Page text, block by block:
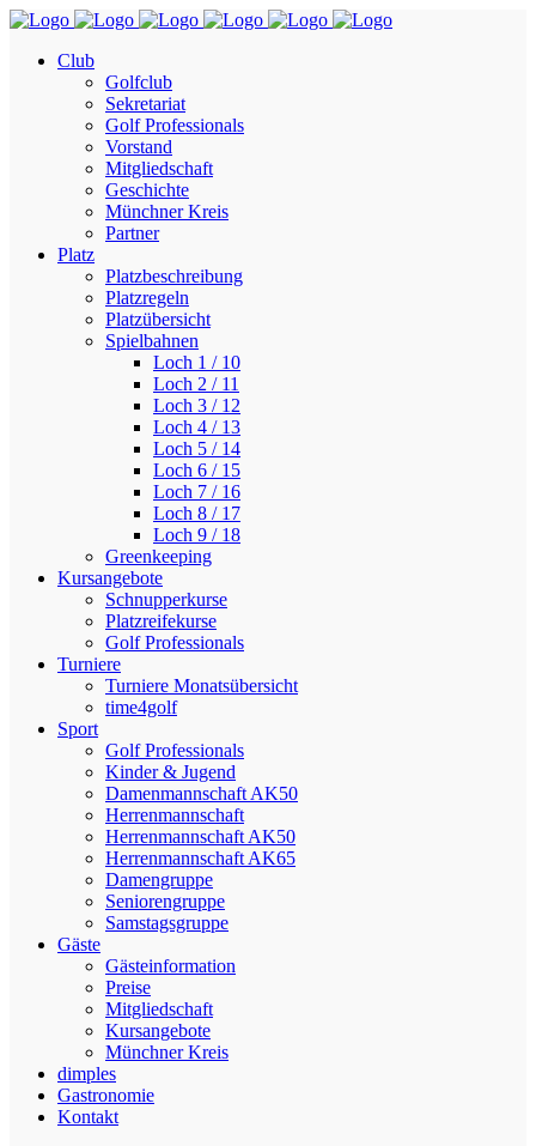
Club
Golfclub
Sekretariat
Golf Professionals
Vorstand
Mitgliedschaft
Geschichte
Münchner Kreis
Partner
Platz
Platzbeschreibung
Platzregeln
Platzübersicht
Spielbahnen
Loch 1 / 10
Loch 2 / 11
Loch 3 / 12
Loch 4 / 13
Loch 5 / 14
Loch 6 / 15
Loch 7 / 16
Loch 8 / 17
Loch 9 / 18
Greenkeeping
Kursangebote
Schnupperkurse
Platzreifekurse
Golf Professionals
Turniere
Turniere Monatsübersicht
time4golf
Sport
Golf Professionals
Kinder & Jugend
Damenmannschaft AK50
Herrenmannschaft
Herrenmannschaft AK50
Herrenmannschaft AK65
Damengruppe
Seniorengruppe
Samstagsgruppe
Gäste
Gästeinformation
Preise
Mitgliedschaft
Kursangebote
Münchner Kreis
dimples
Gastronomie
Kontakt